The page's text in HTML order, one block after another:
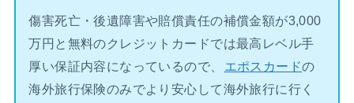
傷害死亡・後遺障害や賠償責任の補償金額が3,000
万円と無料のクレジットカードでは最高レベル手
厚い保証内容になっているので、
エポスカードの
海外旅行保険のみでより安心して海外旅行に行く